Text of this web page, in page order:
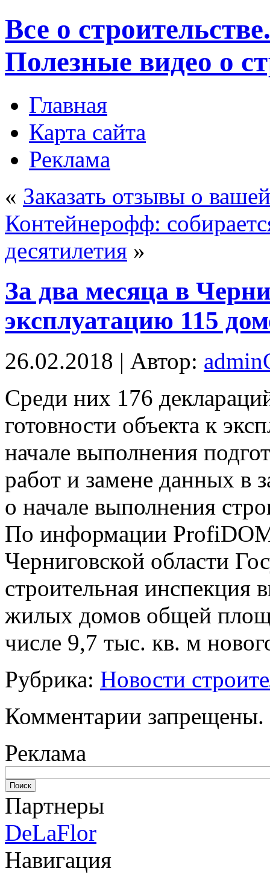
Все о
Полезные видео о
Главная
Карта сайта
Реклама
« Заказать отзывы о
Контейнерофф:
десятилетия »
За два месяца в
эксплуатацию 115
26.02.2018 | Автор:
Срeди них 176
готовности объекта к
начале выполнения
работ и замене данных в
о начале выполнения
По информации
Черниговской области
строительная инспекция
жилых домов общей
числе 9,7 тыс. кв. м
Рубрика: Новости
Комментарии запрещены.
Реклама
Партнеры
DeLaFlor
Навигация